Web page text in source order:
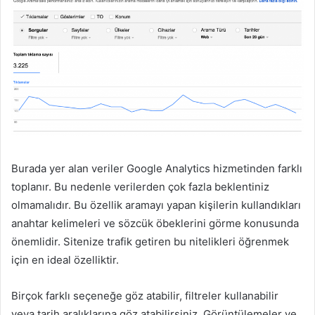
Burada yer alan veriler Google Analytics hizmetinden farklı
toplanır. Bu nedenle verilerden çok fazla beklentiniz
olmamalıdır. Bu özellik aramayı yapan kişilerin kullandıkları
anahtar kelimeleri ve sözcük öbeklerini görme konusunda
önemlidir. Sitenize trafik getiren bu nitelikleri öğrenmek
için en ideal özelliktir.
Birçok farklı seçeneğe göz atabilir, filtreler kullanabilir